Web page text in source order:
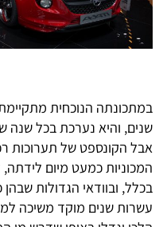
שנים, והיא נערכת בכל שנה
אבל הקונספט של תערוכות
בכלל, ובוודאי הגדולות
עשרות שנים מוקד משיכה